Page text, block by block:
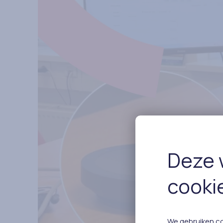
Deze